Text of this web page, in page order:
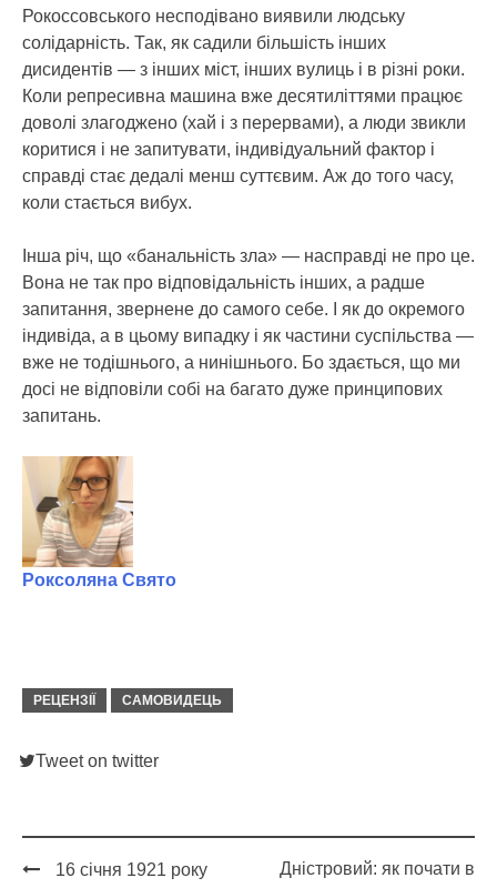
Рокоссовського несподівано виявили людську
солідарність. Так, як садили більшість інших
дисидентів — з інших міст, інших вулиць і в різні роки.
Коли репресивна машина вже десятиліттями працює
доволі злагоджено (хай і з перервами), а люди звикли
коритися і не запитувати, індивідуальний фактор і
справді стає дедалі менш суттєвим. Аж до того часу,
коли стається вибух.
Інша річ, що «банальність зла» — насправді не про це.
Вона не так про відповідальність інших, а радше
запитання, звернене до самого себе. І як до окремого
індивіда, а в цьому випадку і як частини суспільства —
вже не тодішнього, а нинішнього. Бо здається, що ми
досі не відповіли собі на багато дуже принципових
запитань.
Роксоляна Свято
РЕЦЕНЗІЇ САМОВИДЕЦЬ
Tweet on twitter
16 січня 1921 року
Дністровий: як почати в